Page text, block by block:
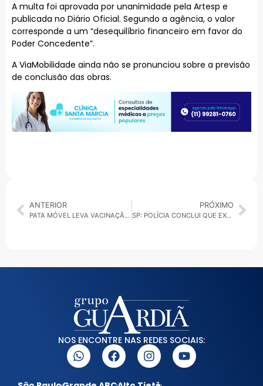
A multa foi aprovada por unanimidade pela Artesp e
publicada no Diário Oficial. Segundo a agência, o valor
corresponde a um “desequilíbrio financeiro em favor do
Poder Concedente”.
A ViaMobilidade ainda não se pronunciou sobre a previsão
de conclusão das obras.
ANTERIOR
PATA MÓVEL LEVA VACINAÇÃO E CASTRAÇÃO GRATUITA AOS BAIRROS DE SÃO SEBASTIÃO
PRÓXIMO
SP: POLÍCIA CONCLUI QUE EX-COMPANHEIRA MANDOU MATAR PROFESSORA POR CIÚMES
NOS ENCONTRE NAS REDES SOCIAIS: